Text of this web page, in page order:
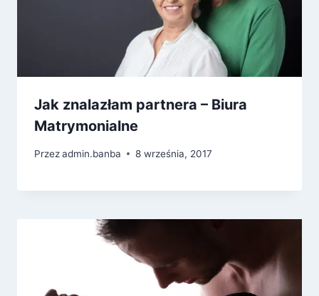
Jak znalazłam partnera – Biura
Matrymonialne
Przezadmin.banba 8 września, 2017